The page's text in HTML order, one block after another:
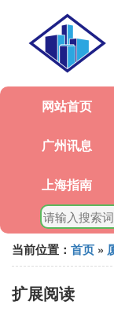
网站首页
广州讯息
上海指南
当前位置： 首页 »
扩展阅读